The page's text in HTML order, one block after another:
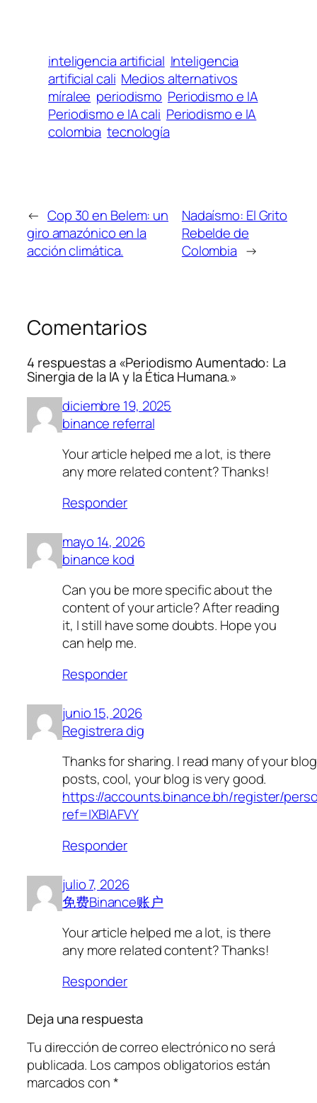
inteligencia artificial Inteligencia
artificial cali Medios alternativos
míralee periodismo Periodismo e IA
Periodismo e IA cali Periodismo e IA
colombia tecnología
← Cop 30 en Belem: un
giro amazónico en la
acción climática.
Nadaísmo: El Grito
Rebelde de
Colombia →
Comentarios
4 respuestas a «Periodismo Aumentado: La
Sinergia de la IA y la Ética Humana.»
diciembre 19, 2025
binance referral
Your article helped me a lot, is there
any more related content? Thanks!
Responder
mayo 14, 2026
binance kod
Can you be more specific about the
content of your article? After reading
it, I still have some doubts. Hope you
can help me.
Responder
junio 15, 2026
Registrera dig
Thanks for sharing. I read many of your blog
posts, cool, your blog is very good.
https://accounts.binance.bh/register/
ref=IXBIAFVY
Responder
julio 7, 2026
免费Binance账户
Your article helped me a lot, is there
any more related content? Thanks!
Responder
Deja una respuesta
Tu dirección de correo electrónico no será
publicada. Los campos obligatorios están
marcados con*